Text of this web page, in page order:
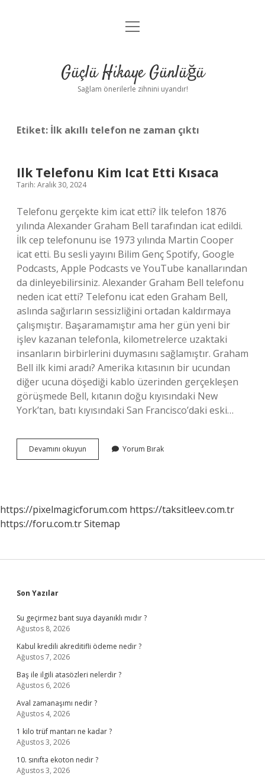
Anasayfa
Yasal Uyarı
menüyü
Güçlü Hikaye Günlüğü
Sağlam önerilerle zihnini uyandır!
Etiket: İlk akıllı telefon ne zaman çıktı
Ilk Telefonu Kim Icat Etti Kısaca
Tarih: Aralık 30, 2024
Telefonu gerçekte kim icat etti? İlk telefon 1876
yılında Alexander Graham Bell tarafından icat edildi.
İlk cep telefonunu ise 1973 yılında Martin Cooper
icat etti. Bu sesli yayını Bilim Genç Spotify, Google
Podcasts, Apple Podcasts ve YouTube kanallarından
da dinleyebilirsiniz. Alexander Graham Bell telefonu
neden icat etti? Telefonu icat eden Graham Bell,
aslında sağırların sessizliğini ortadan kaldırmaya
çalışmıştır. Başaramamıştır ama her gün yeni bir
işlev kazanan telefonla, kilometrelerce uzaktaki
insanların birbirlerini duymasını sağlamıştır. Graham
Bell ilk kimi aradı? Amerika kıtasının bir ucundan
diğer ucuna döşediği kablo üzerinden gerçekleşen
görüşmede Bell, kıtanın doğu kıyısındaki New
York’tan, batı kıyısındaki San Francisco’daki eski…
Devamını okuyun
Telefonu
Yorum Bırak
https://pixelmagicforum.com https://taksitleev.com.tr
https://foru.com.trSitemap
Sidebar
Son Yazılar
Su geçirmez bant suya dayanıklı mıdır ?
Ağustos 8, 2026
Kabul kredili akreditifli ödeme nedir ?
Ağustos 7, 2026
Baş ile ilgili atasözleri nelerdir ?
Ağustos 6, 2026
Aval zamanaşımı nedir ?
Ağustos 4, 2026
1 kilo trüf mantarı ne kadar ?
Ağustos 3, 2026
10. sınıfta ekoton nedir ?
Ağustos 3, 2026